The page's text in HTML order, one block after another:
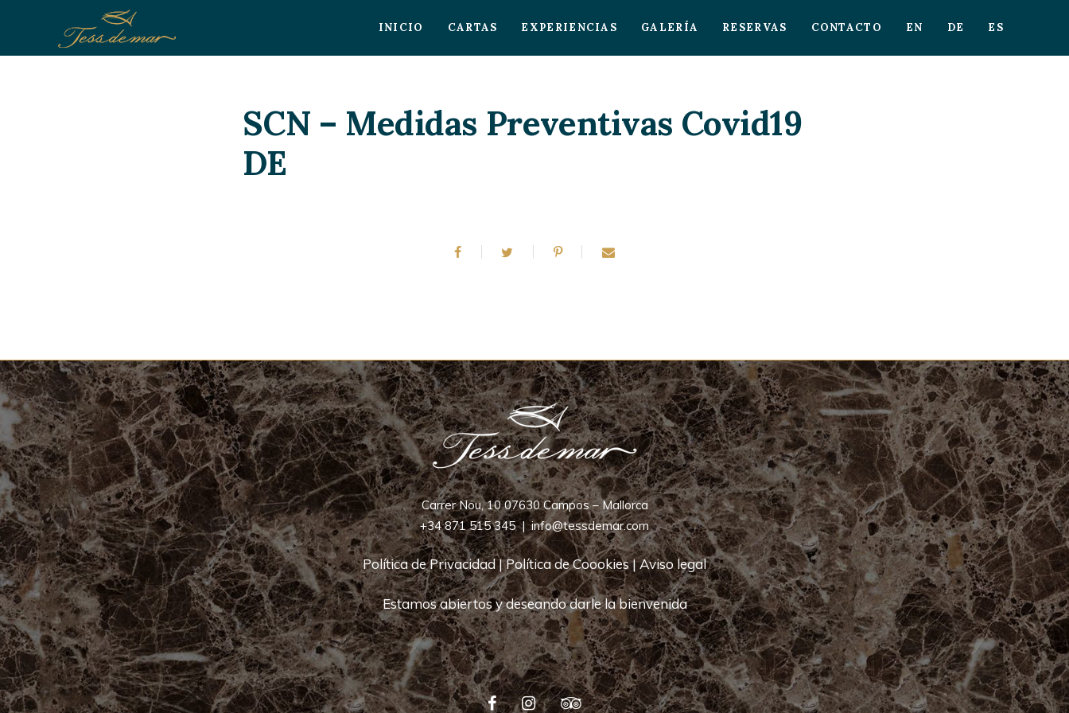
INICIO CARTAS EXPERIENCIAS GALERÍA RESERVAS CONTACTO EN DE ES
SCN – Medidas Preventivas Covid19
DE
Carrer Nou, 10 07630 Campos – Mallorca
+34 871 515 345|info@tessdemar.com
Política de Privacidad|Política de Coookies|Aviso legal
Estamos abiertos y deseando darle la bienvenida